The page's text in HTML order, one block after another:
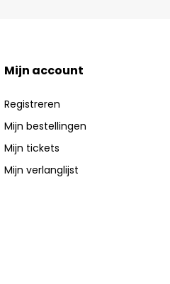
Mijn account
Registreren
Mijn bestellingen
Mijn tickets
Mijn verlanglijst